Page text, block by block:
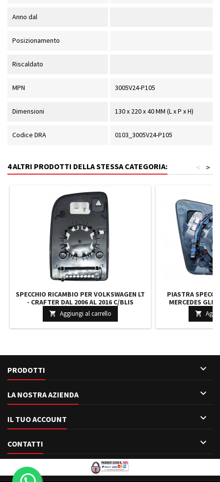
Anno dal
Posizionamento
Riscaldato
MPN 3005V24-P105
Dimensioni 130 x 220 x 40 MM (L x P x H)
Codice DRA 0103_3005V24-P105
4 ALTRI PRODOTTI DELLA STESSA CATEGORIA: >
<
SPECCHIO RICAMBIO PER VOLKSWAGEN LT
- CRAFTER DAL 2006 AL 2016 C/BLIS
DESTRO SUPERIORE RISCALDATO PARTE
SUPERIORE
 Aggiungi al carrello
PIASTRA
MERCEDES GLK
LATO SINISTRO
C/BLIS

PRODOTTI 
LA NOSTRA AZIENDA 
IL TUO ACCOUNT 
CONTATTI 